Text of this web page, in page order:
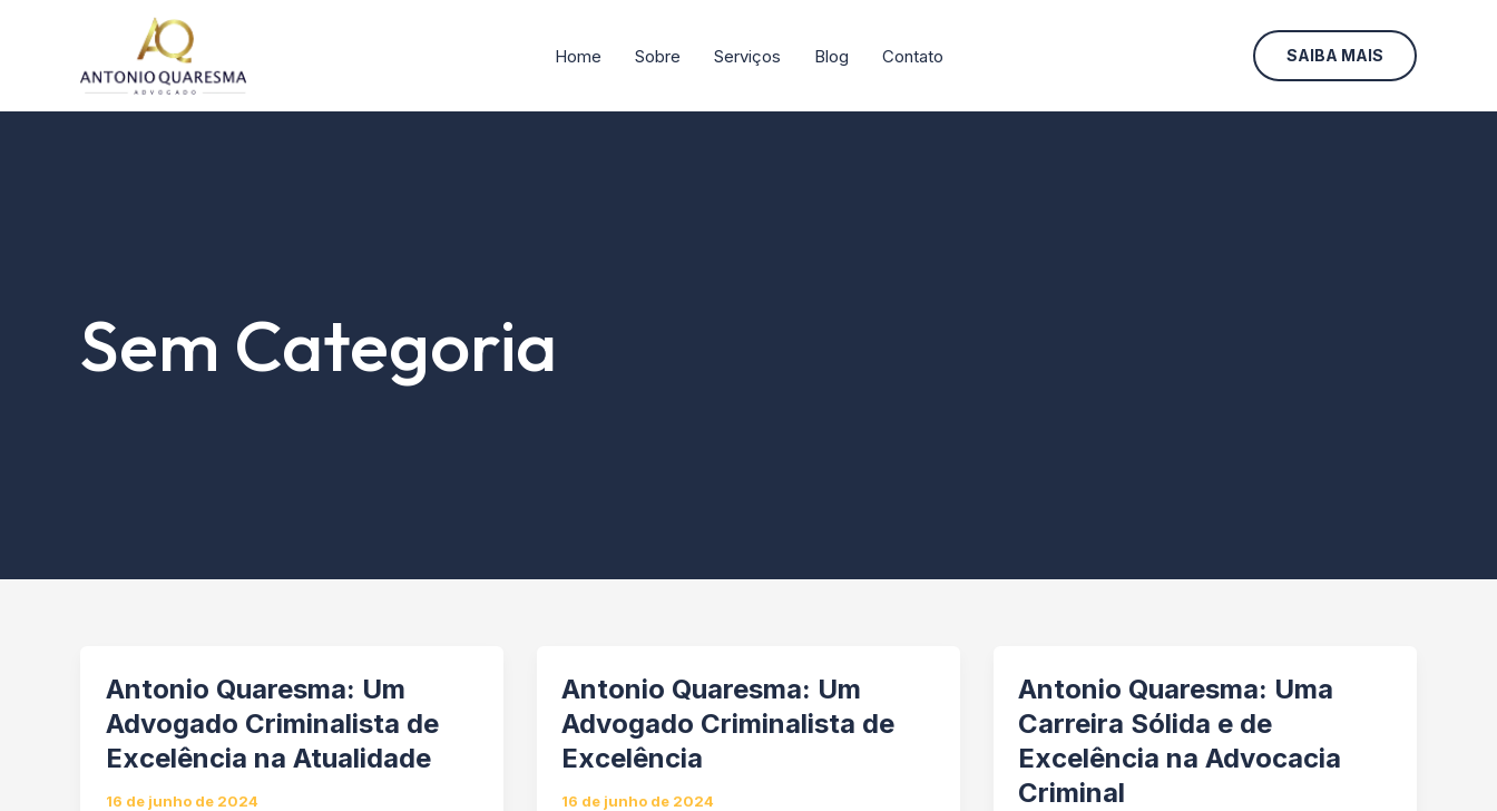
Home Sobre Serviços Blog Contato SAIBA MAIS
Sem Categoria
Antonio Quaresma: Um
Advogado Criminalista de
Excelência na Atualidade
16 de junho de 2024
Antonio Quaresma: Um
Advogado Criminalista de
Excelência
16 de junho de 2024
Antonio Quaresma: Uma
Carreira Sólida e de
Excelência na Advocacia
Criminal